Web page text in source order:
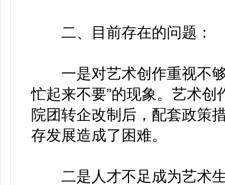
二、目前存在的问题：
一是对艺术创作重视不够
忙起来不要”的现象。艺术
院团转企改制后，配套政策
存发展造成了困难。
二是人才不足成为艺术生